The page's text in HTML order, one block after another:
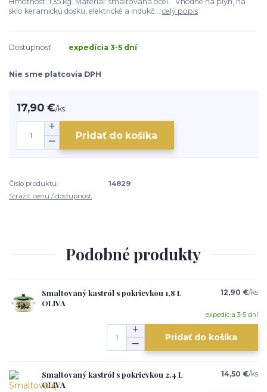
sklo keramickú dosku, elektrické a indukč... celý popis
Dostupnosť expedícia 3-5 dní
Nie sme platcovia DPH
17,90 €/ks
Pridať do košíka
Číslo produktu:
14829
Strážiť cenu / dostupnosť
Podobné produkty
Smaltovaný kastról s pokrievkou 1,8 L
OLIVA
12,90 €/ks
expedícia 3-5 dní
Pridať do košíka
Smaltovaný kastról s pokrievkou 2,4 L
OLIVA
14,50 €/ks